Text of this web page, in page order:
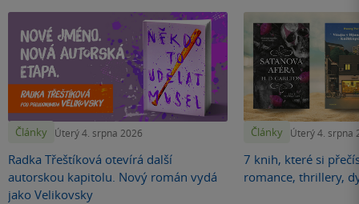
Články Úterý 4. srpna 2026
Radka Třeštíková otevírá další
autorskou kapitolu. Nový román vydá
jako Velikovsky
Články Úterý 4. srpna
7 knih, které si
romance, thrillery,